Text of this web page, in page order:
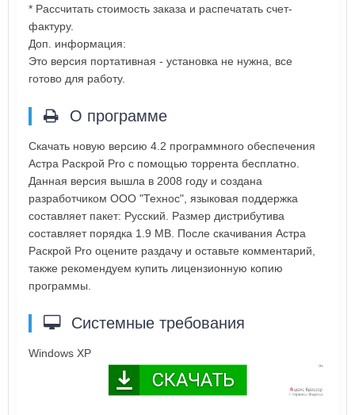
* Рассчитать стоимость заказа и распечатать счет-
фактуру.
Доп. информация:
Это версия портативная - установка не нужна, все
готово для работу.
О программе
Скачать новую версию 4.2 программного обеспечения
Астра Раскрой Pro с помощью торрента бесплатно.
Данная версия вышла в 2008 году и создана
разработчиком ООО "Технос", языковая поддержка
составляет пакет: Русский. Размер дистрибутива
составляет порядка 1.9 MB. После скачивания Астра
Раскрой Pro оцените раздачу и оставьте комментарий,
также рекомендуем купить лицензионную копию
программы.
Системные требования
Windows XP